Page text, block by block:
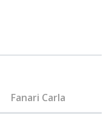
Fanari Carla